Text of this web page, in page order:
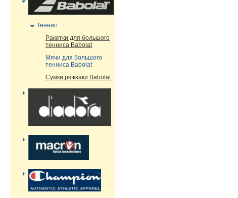
Теннис
Ракетки для большого
тенниса Babolat
Мячи для большого
тенниса Babolat
Сумки,рюкзаки Babolat